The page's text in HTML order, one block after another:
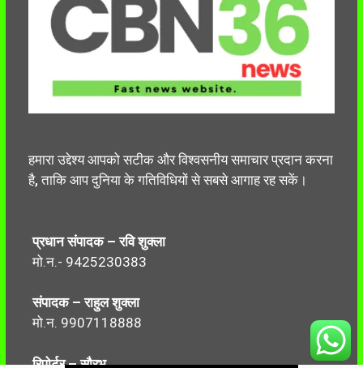
हमारा उद्देश्य आपको सटीक और विश्वसनीय समाचार प्रदान करना
है, ताकि आप दुनिया के गतिविधियों से सबसे आगाह रह सकें।
प्रधान संपादक – रवि शुक्ला
मो.न.- 9425230383
संपादक – राहुल शुक्ला
मो.न. 9907118888
रिपोर्टर – सौरभ